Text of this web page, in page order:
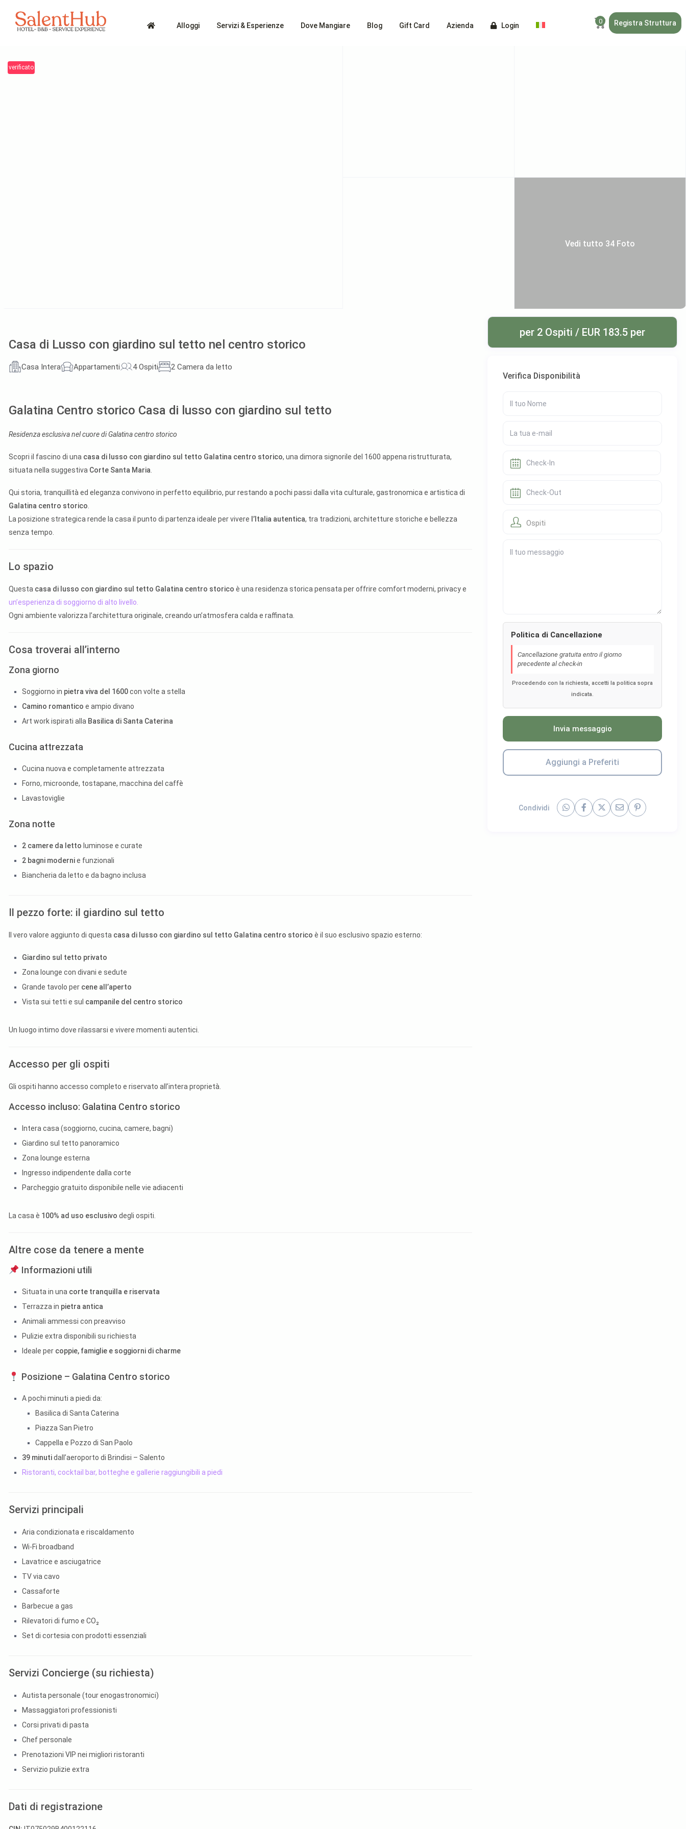
Alloggi Servizi & Esperienze Dove Mangiare Blog Gift Card Azienda Login
0 Registra Struttura
verificato
Vedi tutto 34 Foto
Casa di Lusso con giardino sul tetto nel centro storico
Casa Intera Appartamenti 4 Ospiti 2 Camera da letto
Galatina Centro storico Casa di lusso con giardino sul tetto
Residenza esclusiva nel cuore di Galatina centro storico
Scopri il fascino di una casa di lusso con giardino sul tetto Galatina centro storico, una dimora signorile del 1600 appena ristrutturata,
situata nella suggestiva Corte Santa Maria
Qui storia, tranquillità ed eleganza convivono in perfetto equilibrio, pur restando a pochi passi dalla vita culturale, gastronomica e artistica di
Galatina centro storico
La posizione strategica rende la casa il punto di partenza ideale per vivere l’Italia autentica, tra tradizioni, architetture storiche e bellezza
senza tempo.
Lo spazio
Questa casa di lusso con giardino sul tetto Galatina centro storico è una residenza storica pensata per offrire comfort moderni, privacy e
un’esperienza di soggiorno di alto livello.
Ogni ambiente valorizza l’architettura originale, creando un’atmosfera calda e raffinata.
Cosa troverai all’interno
Zona giorno
Soggiorno in pietra viva del 1600con volte a stella
Camino romantico e ampio divano
Art work ispirati alla Basilica di Santa Caterina
Cucina attrezzata
Cucina nuova e completamente attrezzata
Forno, microonde, tostapane, macchina del caffè
Lavastoviglie
Zona notte
2 camere da letto luminose e curate
2 bagni modernie funzionali
Biancheria da letto e da bagno inclusa
Il pezzo forte: il giardino sul tetto
Il vero valore aggiunto di questa casa di lusso con giardino sul tetto Galatina centro storico è il suo esclusivo spazio esterno:
Giardino sul tetto privato
Zona lounge con divani e sedute
Grande tavolo per cene all’aperto
Vista sui tetti e sul campanile del centro storico
Un luogo intimo dove rilassarsi e vivere momenti autentici.
Accesso per gli ospiti
Gli ospiti hanno accesso completo e riservato all’intera proprietà.
Accesso incluso: Galatina Centro storico
Intera casa (soggiorno, cucina, camere, bagni)
Giardino sul tetto panoramico
Zona lounge esterna
Ingresso indipendente dalla corte
Parcheggio gratuito disponibile nelle vie adiacenti
La casa è 100% ad uso esclusivo degli ospiti.
Altre cose da tenere a mente
Informazioni utili
Situata in una corte tranquilla e riservata
Terrazza in pietra antica
Animali ammessi con preavviso
Pulizie extra disponibili su richiesta
Ideale per coppie, famiglie e soggiorni di charme
Posizione – Galatina Centro storico
A pochi minuti a piedi da:
Basilica di Santa Caterina
Piazza San Pietro
Cappella e Pozzo di San Paolo
39 minutidall’aeroporto di Brindisi – Salento
Ristoranti, cocktail bar, botteghe e gallerie raggiungibili a piedi
Servizi principali
Aria condizionata e riscaldamento
Wi-Fi broadband
Lavatrice e asciugatrice
TV via cavo
Cassaforte
Barbecue a gas
Rilevatori di fumo e CO₂
Set di cortesia con prodotti essenziali
Servizi Concierge (su richiesta)
Autista personale (tour enogastronomici)
Massaggiatori professionisti
Corsi privati di pasta
Chef personale
Prenotazioni VIP nei migliori ristoranti
Servizio pulizie extra
Dati di registrazione
per 2 Ospiti / EUR 183.5 per
Verifica Disponibilità
Ospiti
Politica di Cancellazione
Cancellazione gratuita entro il giorno
precedente al check-in
Procedendo con la richiesta, accetti la politica sopra
indicata.
Invia messaggio
Aggiungi a Preferiti
Condividi